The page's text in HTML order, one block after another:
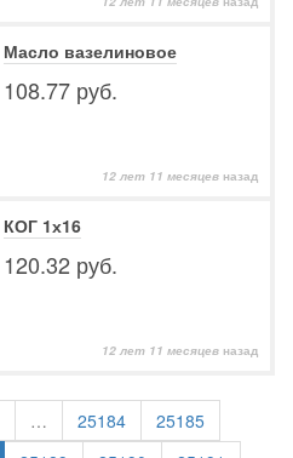
Масло вазелиновое
108.77 руб.
12 лет 11 месяцев назад
КОГ 1х16
120.32 руб.
12 лет 11 месяцев назад
… 25184
25185